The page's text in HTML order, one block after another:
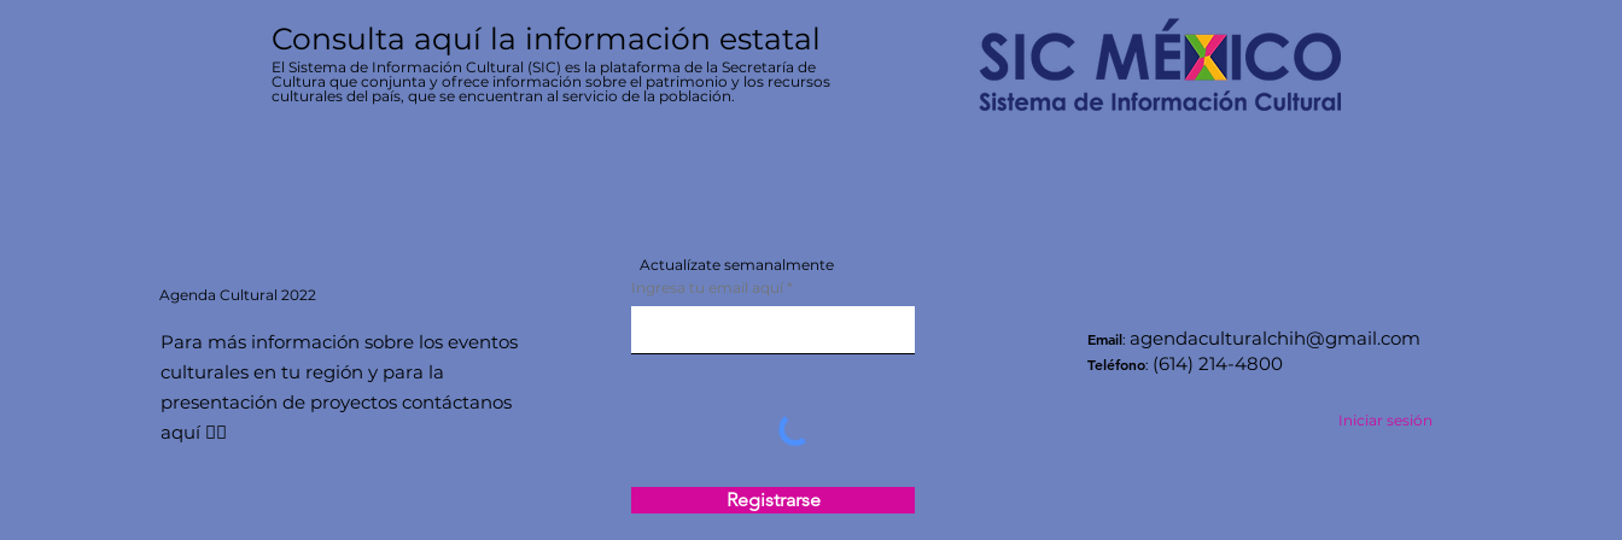
Consulta aquí la información estatal
El Sistema de Información Cultural (SIC) es la plataforma de la Secretaría de
Cultura que conjunta y ofrece información sobre el patrimonio y los recursos
culturales del país, que se encuentran al servicio de la población.
AgendaCultural 2022
Para más información sobre los eventos
culturales en tu región y para la
presentación de proyectos contáctanos
aquí 👇🏻
Actualízate semanalmente
Ingresa tu email aquí
Registrarse
Iniciar sesión
Email: agendaculturalchih@gmail.com
Teléfono: (614) 214-4800